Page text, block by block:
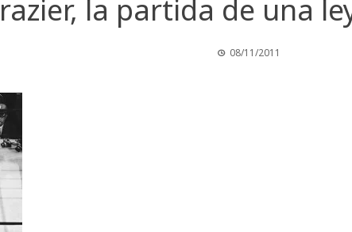
la partida de una
08/11/2011